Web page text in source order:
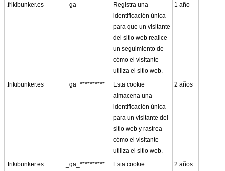
.frikibunker.es _ga
Registra una
identificación única
para que un visitante
del sitio web realice
un seguimiento de
cómo el visitante
utiliza el sitio web.
1 año
.frikibunker.es _ga_**********
Esta cookie
almacena una
identificación única
para un visitante del
sitio web y rastrea
cómo el visitante
utiliza el sitio web.
2 años
.frikibunker.es _ga_**********
Esta cookie
2 años